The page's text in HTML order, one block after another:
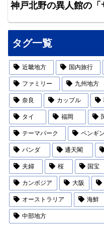
神戸北野の異人館の「
タグ一覧
近畿地方 国内旅行
ファミリー 九州地方
奈良 カップル
タイ 福岡
テーマパーク ペンギン
パンダ 通天閣
夫婦 桜 国宝
カンボジア 大阪
オーストラリア 海鮮
中部地方